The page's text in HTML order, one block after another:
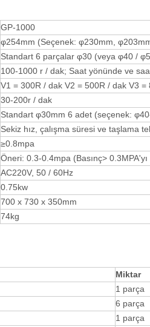
GP-1000
φ254mm (Seçenek: φ230mm,
Standart 6 parçalar φ30 (veya φ40 /
100-1000 r / dak; Saat yönünde ve
V1 = 300R / dak V2 = 500R / dak V3
30-200r / dak
Standart φ30mm 6 adet (seçenek:
Sekiz hız, çalışma süresi ve taşlama
≥0.8mpa
Öneri: 0.3-0.4mpa (Basınç>
AC220V, 50 / 60Hz
0.75kw
700 x 730 x 350mm
74kg
Miktar
1 parça
6 parça
1 parça